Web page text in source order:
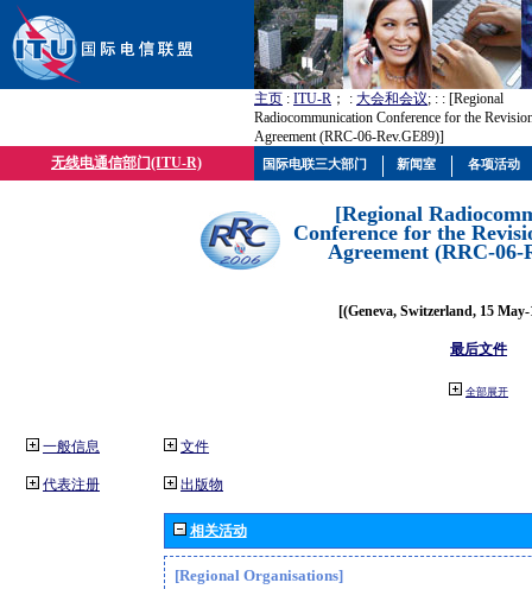
主页 : ITU-R ； : 大会和会议; : : [Regional
Radiocommunication Conference for the
Agreement (RRC-06-Rev.GE89)]
无线电通信部门(ITU-R)
[Regional
Conference for the
Agreement (RRC-06-
[(Geneva, Switzerland, 15
最后文件
全部展开
一般信息
代表注册
文件
出版物
相关活动
[Regional Organisations]
国际电联三大部门 新闻室 各项活动